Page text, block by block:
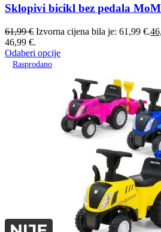
Sklopivi bicikl bez pedala
61,99€ Izvorna cijena bila je: 61,99 €.
46,99 €.
Odaberi opcije
Rasprodano